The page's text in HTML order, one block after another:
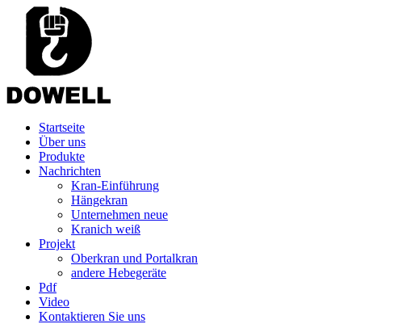
Startseite
Über uns
Produkte
Nachrichten
Kran-Einführung
Hängekran
Unternehmen neue
Kranich weiß
Projekt
Oberkran und Portalkran
andere Hebegeräte
Pdf
Video
Kontaktieren Sie uns